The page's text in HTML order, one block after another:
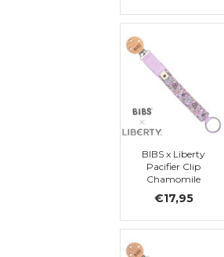
BIBS x Liberty
Pacifier Clip
Chamomile
€17,95